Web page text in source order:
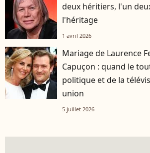
deux héritiers, l'un
l'héritage
1 avril 2026
Mariage de Laurence
Capuçon : quand le
politique et de la
union
5 juillet 2026